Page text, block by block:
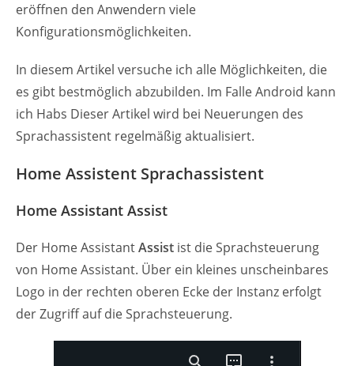
eröffnen den Anwendern viele
Konfigurationsmöglichkeiten.
In diesem Artikel versuche ich alle Möglichkeiten, die
es gibt bestmöglich abzubilden. Im Falle Android kann
ich Habs Dieser Artikel wird bei Neuerungen des
Sprachassistent regelmäßig aktualisiert.
Home Assistent Sprachassistent
Home Assistant Assist
Der Home AssistantAssist ist die Sprachsteuerung
von Home Assistant. Über ein kleines unscheinbares
Logo in der rechten oberen Ecke der Instanz erfolgt
der Zugriff auf die Sprachsteuerung.